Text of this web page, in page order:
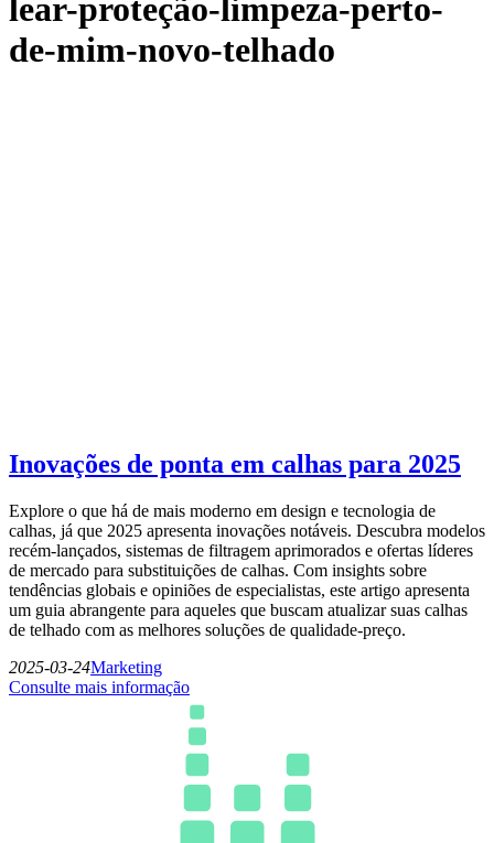
lear-proteção-limpeza-perto-
de-mim-novo-telhado
Inovações de ponta em calhas para 2025
Explore o que há de mais moderno em design e tecnologia de
calhas, já que 2025 apresenta inovações notáveis. Descubra modelos
recém-lançados, sistemas de filtragem aprimorados e ofertas líderes
de mercado para substituições de calhas. Com insights sobre
tendências globais e opiniões de especialistas, este artigo apresenta
um guia abrangente para aqueles que buscam atualizar suas calhas
de telhado com as melhores soluções de qualidade-preço.
2025-03-24Marketing
Consulte mais informação